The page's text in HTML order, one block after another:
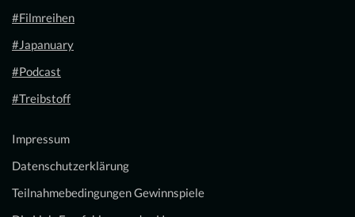
#Filmreihen
#Japanuary
#Podcast
#Treibstoff
Impressum
Datenschutzerklärung
Teilnahmebedingungen Gewinnspiele